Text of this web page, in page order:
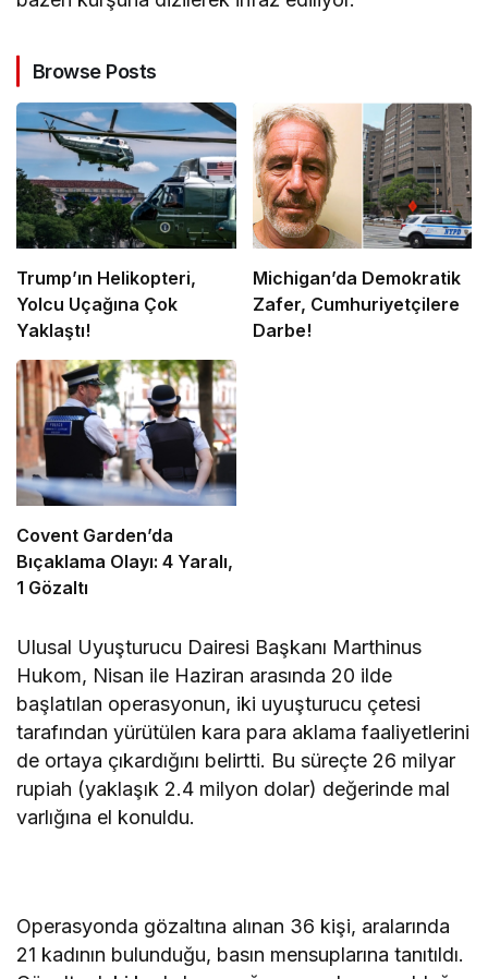
Browse Posts
Trump’ın Helikopteri,
Yolcu Uçağına Çok
Yaklaştı!
Michigan’da Demokratik
Zafer, Cumhuriyetçilere
Darbe!
Covent Garden’da
Bıçaklama Olayı: 4 Yaralı,
1 Gözaltı
Ulusal Uyuşturucu Dairesi Başkanı Marthinus
Hukom, Nisan ile Haziran arasında 20 ilde
başlatılan operasyonun, iki uyuşturucu çetesi
tarafından yürütülen kara para aklama faaliyetlerini
de ortaya çıkardığını belirtti. Bu süreçte 26 milyar
rupiah (yaklaşık 2.4 milyon dolar) değerinde mal
varlığına el konuldu.
Operasyonda gözaltına alınan 36 kişi, aralarında
21 kadının bulunduğu, basın mensuplarına tanıtıldı.